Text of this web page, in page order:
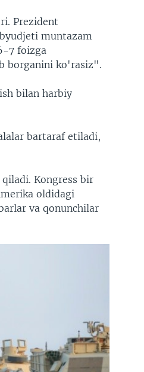
Prezident
muntazam
7 foizga
borganini ko'rasiz".
bilan harbiy
bartaraf etiladi,
Kongress bir
oldidagi
va qonunchilar